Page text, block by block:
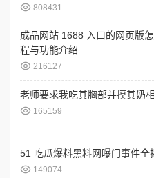
808431
成品网站 1688 入口的网页版
程与功能介绍
216127
老师要求我吃其胸部并摸其奶
165159
51 吃瓜爆料黑料网曝门事件全
149074